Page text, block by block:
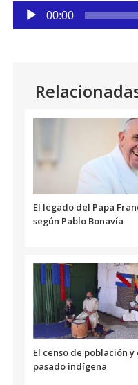
WhatsAppReproductor
de
00:00
El legado del Papa
según Pablo Bonavía
El censo de población y
pasado indígena